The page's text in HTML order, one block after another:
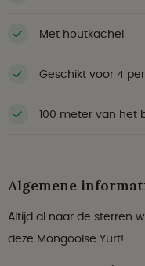
Met houtkachel
Geschikt voor 4
100 meter van het
Algemene
Altijd al naar de sterren
deze Mongoolse Yurt!